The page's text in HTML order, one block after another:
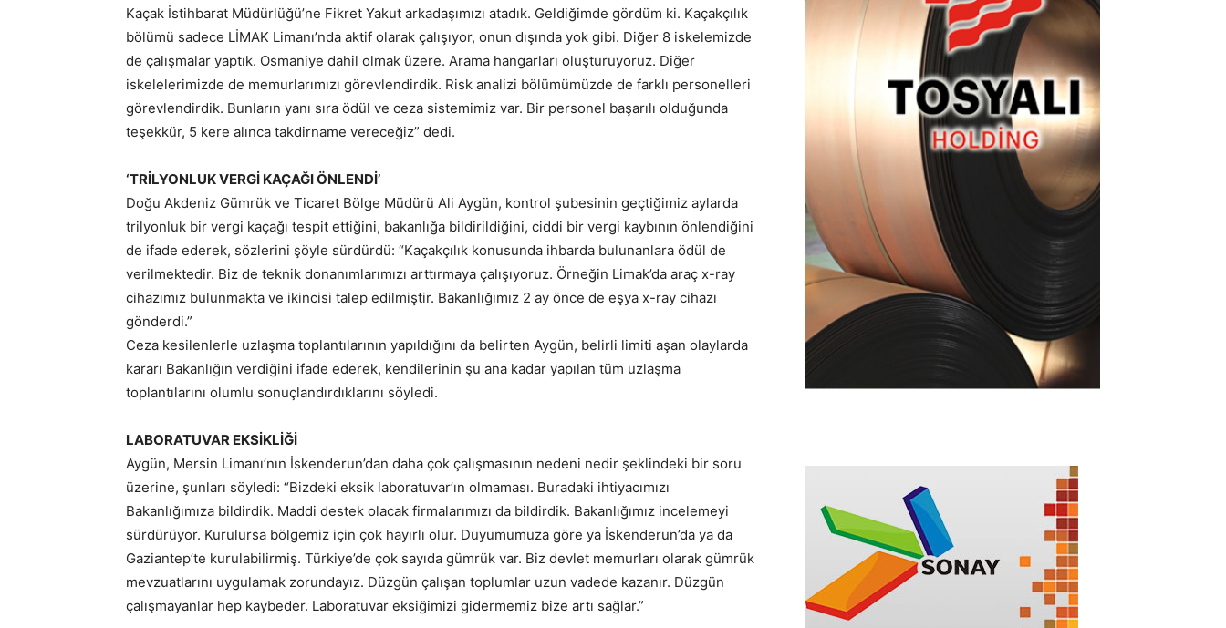
Kaçak İstihbarat Müdürlüğü’ne Fikret Yakut arkadaşımızı atadık. Geldiğimde gördüm ki. Kaçakçılık
bölümü sadece LİMAK Limanı’nda aktif olarak çalışıyor, onun dışında yok gibi. Diğer 8 iskelemizde
de çalışmalar yaptık. Osmaniye dahil olmak üzere. Arama hangarları oluşturuyoruz. Diğer
iskelelerimizde de memurlarımızı görevlendirdik. Risk analizi bölümümüzde de farklı personelleri
görevlendirdik. Bunların yanı sıra ödül ve ceza sistemimiz var. Bir personel başarılı olduğunda
teşekkür, 5 kere alınca takdirname vereceğiz” dedi.
‘TRİLYONLUK VERGİ KAÇAĞI ÖNLENDİ’
Doğu Akdeniz Gümrük ve Ticaret Bölge Müdürü Ali Aygün, kontrol şubesinin geçtiğimiz aylarda
trilyonluk bir vergi kaçağı tespit ettiğini, bakanlığa bildirildiğini, ciddi bir vergi kaybının önlendiğini
de ifade ederek, sözlerini şöyle sürdürdü: “Kaçakçılık konusunda ihbarda bulunanlara ödül de
verilmektedir. Biz de teknik donanımlarımızı arttırmaya çalışıyoruz. Örneğin Limak’da araç x-ray
cihazımız bulunmakta ve ikincisi talep edilmiştir. Bakanlığımız 2 ay önce de eşya x-ray cihazı
gönderdi.”
Ceza kesilenlerle uzlaşma toplantılarının yapıldığını da belirten Aygün, belirli limiti aşan olaylarda
kararı Bakanlığın verdiğini ifade ederek, kendilerinin şu ana kadar yapılan tüm uzlaşma
toplantılarını olumlu sonuçlandırdıklarını söyledi.
LABORATUVAR EKSİKLİĞİ
Aygün, Mersin Limanı’nın İskenderun’dan daha çok çalışmasının nedeni nedir şeklindeki bir soru
üzerine, şunları söyledi: “Bizdeki eksik laboratuvar’ın olmaması. Buradaki ihtiyacımızı
Bakanlığımıza bildirdik. Maddi destek olacak firmalarımızı da bildirdik. Bakanlığımız incelemeyi
sürdürüyor. Kurulursa bölgemiz için çok hayırlı olur. Duyumumuza göre ya İskenderun’da ya da
Gaziantep’te kurulabilirmiş. Türkiye’de çok sayıda gümrük var. Biz devlet memurları olarak gümrük
mevzuatlarını uygulamak zorundayız. Düzgün çalışan toplumlar uzun vadede kazanır. Düzgün
çalışmayanlar hep kaybeder. Laboratuvar eksiğimizi gidermemiz bize artı sağlar.”